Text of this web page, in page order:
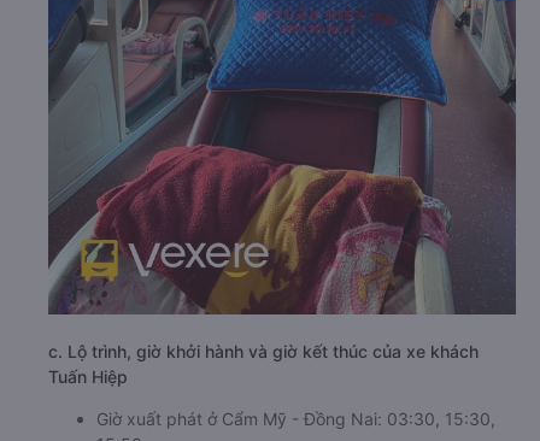
c. Lộ trình, giờ khởi hành và giờ kết thúc của xe khách
Tuấn Hiệp
Giờ xuất phát ở Cẩm Mỹ - Đồng Nai: 03:30, 15:30,